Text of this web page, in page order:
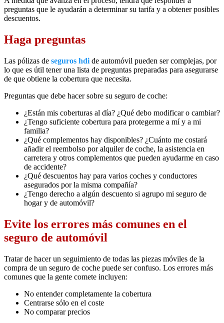
preguntas que le ayudarán a determinar su tarifa y a obtener posibles
descuentos.
Haga preguntas
Las pólizas de seguros hdi de automóvil pueden ser complejas, por
lo que es útil tener una lista de preguntas preparadas para asegurarse
de que obtiene la cobertura que necesita.
Preguntas que debe hacer sobre su seguro de coche:
¿Están mis coberturas al día? ¿Qué debo modificar o cambiar?
¿Tengo suficiente cobertura para protegerme a mí y a mi
familia?
¿Qué complementos hay disponibles? ¿Cuánto me costará
añadir el reembolso por alquiler de coche, la asistencia en
carretera y otros complementos que pueden ayudarme en caso
de accidente?
¿Qué descuentos hay para varios coches y conductores
asegurados por la misma compañía?
¿Tengo derecho a algún descuento si agrupo mi seguro de
hogar y de automóvil?
Evite los errores más comunes en el
seguro de automóvil
Tratar de hacer un seguimiento de todas las piezas móviles de la
compra de un seguro de coche puede ser confuso. Los errores más
comunes que la gente comete incluyen:
No entender completamente la cobertura
Centrarse sólo en el coste
No comparar precios